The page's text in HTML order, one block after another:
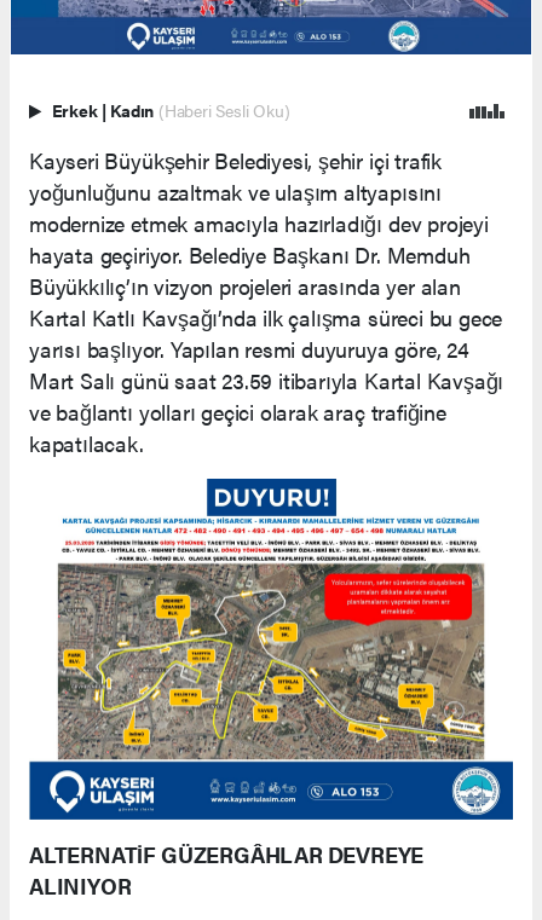
Erkek | Kadın (Haberi Sesli Oku)
Kayseri Büyükşehir Belediyesi, şehir içi trafik
yoğunluğunu azaltmak ve ulaşım altyapısını
modernize etmek amacıyla hazırladığı dev projeyi
hayata geçiriyor. Belediye Başkanı Dr. Memduh
Büyükkılıç’ın vizyon projeleri arasında yer alan
Kartal Katlı Kavşağı’nda ilk çalışma süreci bu gece
yarısı başlıyor. Yapılan resmi duyuruya göre, 24
Mart Salı günü saat 23.59 itibarıyla Kartal Kavşağı
ve bağlantı yolları geçici olarak araç trafiğine
kapatılacak.
​ALTERNATİF GÜZERGÂHLAR DEVREYE
ALINIYOR